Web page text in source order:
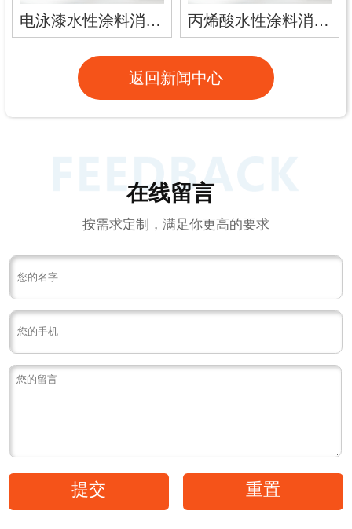
电泳漆水性涂料消泡剂 丙烯酸水性涂料消泡剂
返回新闻中心
在线留言
按需求定制，满足你更高的要求